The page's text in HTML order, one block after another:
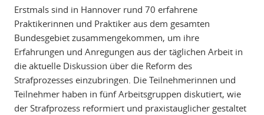
Erstmals sind in Hannover rund 70 erfahrene
Praktikerinnen und Praktiker aus dem gesamten
Bundesgebiet zusammengekommen, um ihre
Erfahrungen und Anregungen aus der täglichen Arbeit in
die aktuelle Diskussion über die Reform des
Strafprozesses einzubringen. Die Teilnehmerinnen und
Teilnehmer haben in fünf Arbeitsgruppen diskutiert, wie
der Strafprozess reformiert und praxistauglicher gestaltet